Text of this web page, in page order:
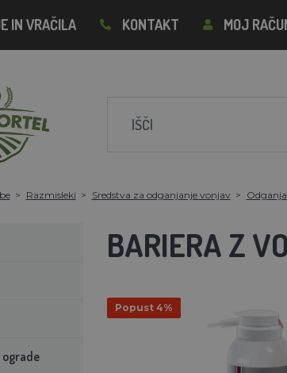
IN VRAČILA KONTAKT MOJ
Razmisleki Sredstva za odganjanje vonjav
ograde
BARIERA Z
Popust 4%